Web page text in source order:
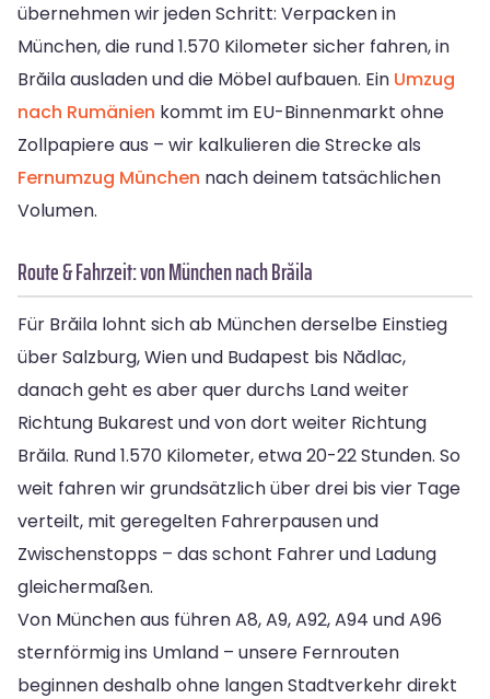
übernehmen wir jeden Schritt: Verpacken in
München, die rund 1.570 Kilometer sicher fahren, in
Brăila ausladen und die Möbel aufbauen. Ein Umzug
nach Rumänien kommt im EU-Binnenmarkt ohne
Zollpapiere aus – wir kalkulieren die Strecke als
Fernumzug München nach deinem tatsächlichen
Volumen.
Route & Fahrzeit: von München nach Brăila
Für Brăila lohnt sich ab München derselbe Einstieg
über Salzburg, Wien und Budapest bis Nădlac,
danach geht es aber quer durchs Land weiter
Richtung Bukarest und von dort weiter Richtung
Brăila. Rund 1.570 Kilometer, etwa 20-22 Stunden. So
weit fahren wir grundsätzlich über drei bis vier Tage
verteilt, mit geregelten Fahrerpausen und
Zwischenstopps – das schont Fahrer und Ladung
gleichermaßen.
Von München aus führen A8, A9, A92, A94 und A96
sternförmig ins Umland – unsere Fernrouten
beginnen deshalb ohne langen Stadtverkehr direkt